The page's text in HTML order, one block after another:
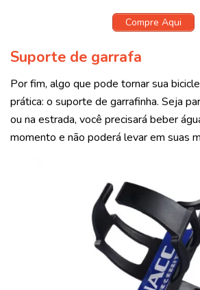
Compre Aqui
Suporte de garrafa
Por fim, algo que pode tornar sua
prática: o suporte de garrafinha. Seja
ou na estrada, você precisará beber
momento e não poderá levar em suas